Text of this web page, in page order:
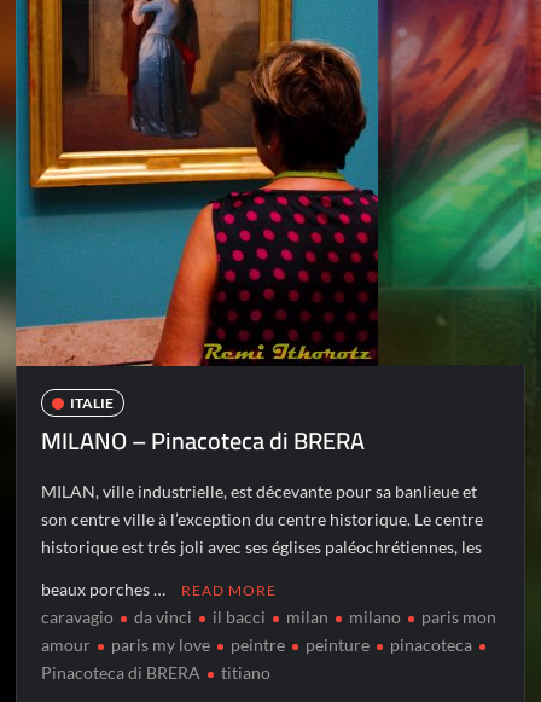
ITALIE
MILANO – Pinacoteca di BRERA
MILAN, ville industrielle, est décevante pour sa banlieue et
son centre ville à l’exception du centre historique. Le centre
historique est trés joli avec ses églises paléochrétiennes, les
beaux porches … READ MORE
caravagio da vinci il bacci milan milano
paris mon
amour
paris my love peintre peinture
pinacoteca
Pinacoteca di BRERA
titiano